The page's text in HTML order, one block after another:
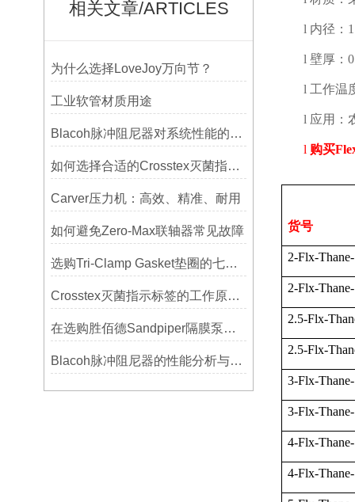
相关文章/ARTICLES
为什么选择LoveJoy万向节？
工业软管材质用途
Blacoh脉冲阻尼器对系统性能的影响分析
如何选择合适的Crosstex灭菌指示标签？
Carver压力机：高效、精准、耐用
如何避免Zero-Max联轴器常见故障
选购Tri-Clamp Gasket垫圈的七大要点
Crosstex灭菌指示标签的工作原理：变色反应机制详解
在选购胜佰德Sandpiper隔膜泵时应该注意哪些关键参数？
Blacoh脉冲阻尼器的性能分析与测试方法
l 内径：
l 壁厚：
l 工作温
l 应用：
l 购买
货号
2-Flx-
2-Flx-
2.5-Flx-
2.5-Flx-
3-Flx-
3-Flx-
4-Flx-
4-Flx-